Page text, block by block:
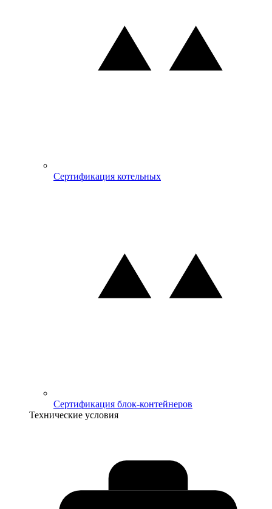
Сертификация котельных
Сертификация блок-контейнеров
Технические условия